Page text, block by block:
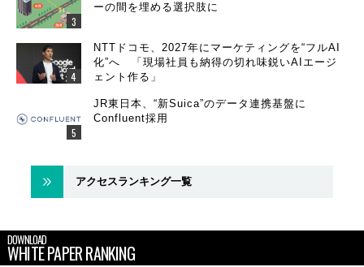
ーの間を埋める選択肢に
NTTドコモ、2027年にマーケティングを“フルAI
化”へ 「現場社員も納得の切れ味鋭いAIエージ
ェント作る」
JR東日本、“新Suica”のデータ連携基盤に
Confluent採用
アクセスランキング一覧
DOWNLOAD
WHITE PAPER RANKING